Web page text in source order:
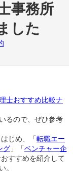
事務所
した
士おすすめ比較ナ
るので、ぜひ参考
はじめ、「転職エー
グ 」「ベンチャー企
すすめを紹介して
。